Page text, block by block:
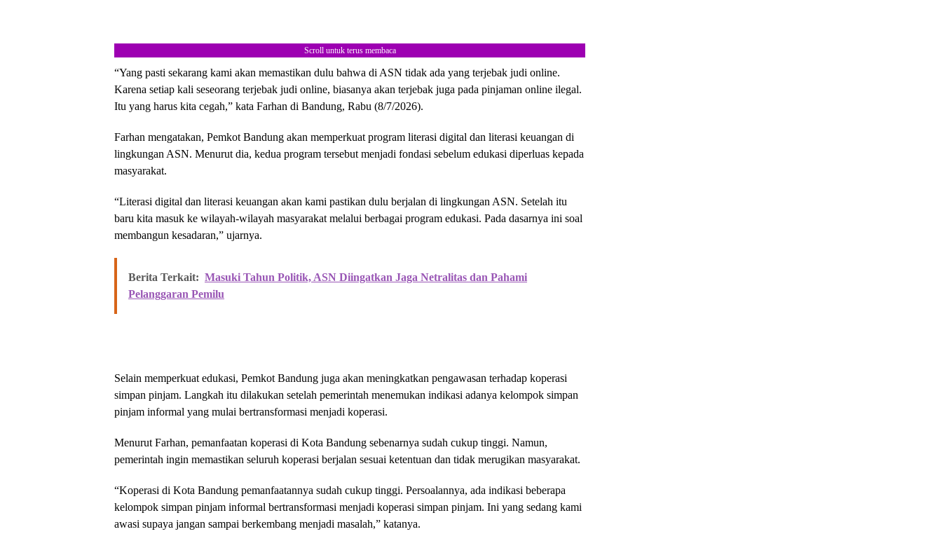
Scroll untuk terus membaca
“Yang pasti sekarang kami akan memastikan dulu bahwa di ASN tidak ada yang terjebak judi online.
Karena setiap kali seseorang terjebak judi online, biasanya akan terjebak juga pada pinjaman online ilegal.
Itu yang harus kita cegah,” kata Farhan di Bandung, Rabu (8/7/2026).
Farhan mengatakan, Pemkot Bandung akan memperkuat program literasi digital dan literasi keuangan di
lingkungan ASN. Menurut dia, kedua program tersebut menjadi fondasi sebelum edukasi diperluas kepada
masyarakat.
“Literasi digital dan literasi keuangan akan kami pastikan dulu berjalan di lingkungan ASN. Setelah itu
baru kita masuk ke wilayah-wilayah masyarakat melalui berbagai program edukasi. Pada dasarnya ini soal
membangun kesadaran,” ujarnya.
Berita Terkait: Masuki Tahun Politik, ASN Diingatkan Jaga Netralitas dan Pahami
Pelanggaran Pemilu
Selain memperkuat edukasi, Pemkot Bandung juga akan meningkatkan pengawasan terhadap koperasi
simpan pinjam. Langkah itu dilakukan setelah pemerintah menemukan indikasi adanya kelompok simpan
pinjam informal yang mulai bertransformasi menjadi koperasi.
Menurut Farhan, pemanfaatan koperasi di Kota Bandung sebenarnya sudah cukup tinggi. Namun,
pemerintah ingin memastikan seluruh koperasi berjalan sesuai ketentuan dan tidak merugikan masyarakat.
“Koperasi di Kota Bandung pemanfaatannya sudah cukup tinggi. Persoalannya, ada indikasi beberapa
kelompok simpan pinjam informal bertransformasi menjadi koperasi simpan pinjam. Ini yang sedang kami
awasi supaya jangan sampai berkembang menjadi masalah,” katanya.